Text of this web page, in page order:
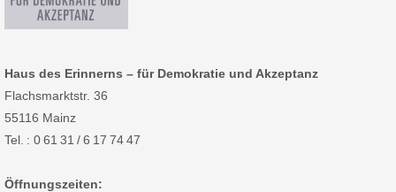
Haus des Erinnerns – für Demokratie und Akzeptanz
Flachsmarktstr. 36
55116 Mainz
Tel. : 0 61 31 / 6 17 74 47
Öffnungszeiten: